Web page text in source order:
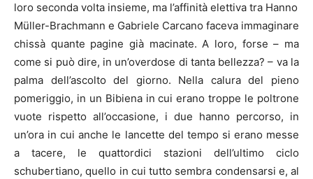
loro seconda volta insieme, ma l’affinità elettiva tra Hanno
Müller-Brachmann e Gabriele Carcano faceva immaginare
chissà quante pagine già macinate. A loro, forse – ma
come si può dire, in un’overdose di tanta bellezza? – va la
palma dell’ascolto del giorno. Nella calura del pieno
pomeriggio, in un Bibiena in cui erano troppe le poltrone
vuote rispetto all’occasione, i due hanno percorso, in
un’ora in cui anche le lancette del tempo si erano messe
a tacere, le quattordici stazioni dell’ultimo ciclo
schubertiano, quello in cui tutto sembra condensarsi e, al